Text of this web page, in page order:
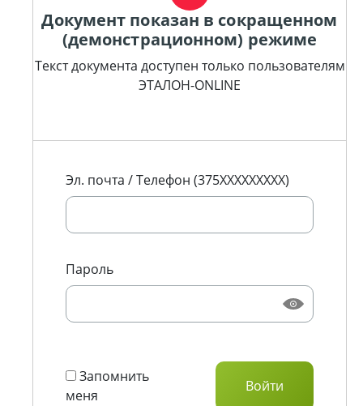
Документ показан в сокращенном
(демонстрационном) режиме
Текст документа доступен только пользователям
ЭТАЛОН-ONLINE
Эл. почта / Телефон (375XXXXXXXXX)
Пароль
Запомнить
меня